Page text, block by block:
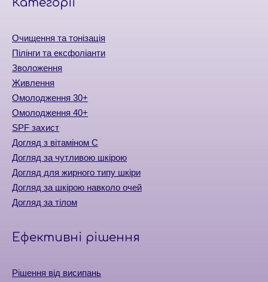
Категорiї
Очищення та тонізація
Пілінги та ексфоліанти
Зволоження
Живлення
Омолодження 30+
Омолодження 40+
SPF захист
Догляд з вітаміном С
Догляд за чутливою шкірою
Догляд для жирного типу шкіри
Догляд за шкірою навколо очей
Догляд за тілом
Ефективні рішення
Рішення від висипань